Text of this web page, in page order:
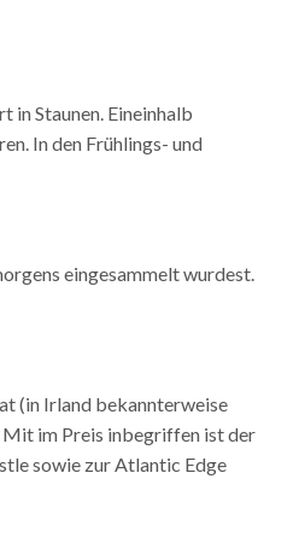
in Staunen. Eineinhalb
In den Frühlings- und
eingesammelt wurdest.
(in Irland bekannterweise
Mit im Preis inbegriffen ist der
sowie zur Atlantic Edge